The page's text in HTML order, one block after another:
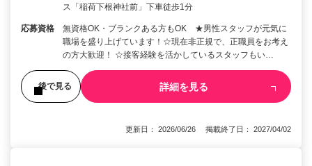
ス「稲荷下根神社前」下車徒歩1分
応募資格
無資格OK・ブランクある方もOK ★男性スタッフが元気に
職場を盛り上げています！☆現在非正規で、正職員をお考え
の方大歓迎！ ☆接客経験を活かしているスタッフもい…
後で見る 詳細を見る
更新日： 2026/06/26 掲載終了日： 2027/04/02